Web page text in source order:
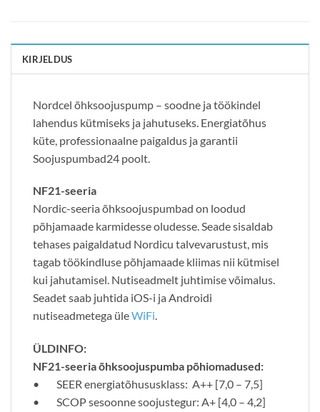
KIRJELDUS
Nordcel õhksoojuspump – soodne ja töökindel
lahendus kütmiseks ja jahutuseks. Energiatõhus
küte, professionaalne paigaldus ja garantii
Soojuspumbad24 poolt.
NF21-seeria
Nordic-seeria õhksoojuspumbad on loodud
põhjamaade karmidesse oludesse. Seade sisaldab
tehases paigaldatud Nordicu talvevarustust, mis
tagab töökindluse põhjamaade kliimas nii kütmisel
kui jahutamisel. Nutiseadmelt juhtimise võimalus.
Seadet saab juhtida iOS-i ja Androidi
nutiseadmetega üleWiFi.
ÜLDINFO:
NF21-seeria õhksoojuspumba põhiomadused:
• SEER energiatõhususklass: A++ [7,0 – 7,5]
• SCOP sesoonne soojustegur: A+ [4,0 – 4,2]